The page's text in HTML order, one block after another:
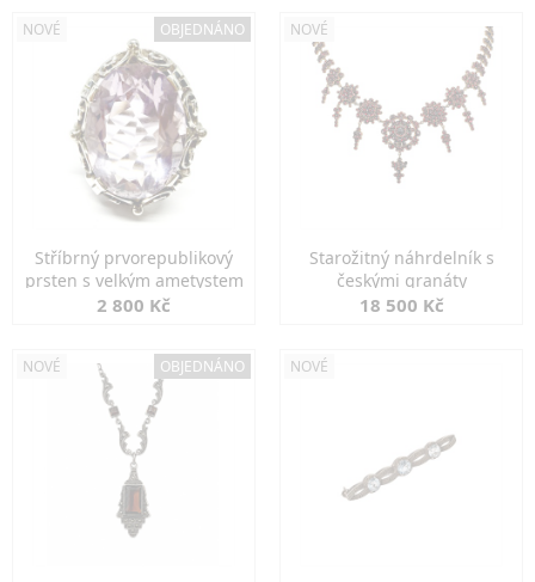
NOVÉ OBJEDNÁNO
Stříbrný prvorepublikový
prsten s velkým ametystem
2 800 Kč
NOVÉ
Starožitný náhrdelník s
českými granáty
18 500 Kč
NOVÉ OBJEDNÁNO NOVÉ